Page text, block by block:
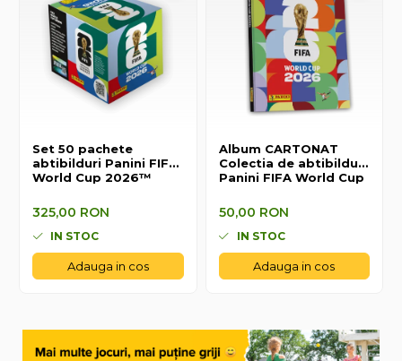
Set 50 pachete
abtibilduri Panini FIFA
World Cup 2026™
325,00 RON
IN STOC
Adauga in cos
Album CARTONAT
Colectia de abtibilduri
Panini FIFA World Cup
50,00 RON
IN STOC
Adauga in cos